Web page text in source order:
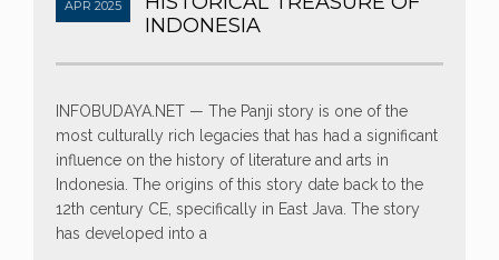
APR 2025
INDONESIA
INFOBUDAYA.NET — The Panji story is one of the
most culturally rich legacies that has had a significant
influence on the history of literature and arts in
Indonesia. The origins of this story date back to the
12th century CE, specifically in East Java. The story
has developed into a